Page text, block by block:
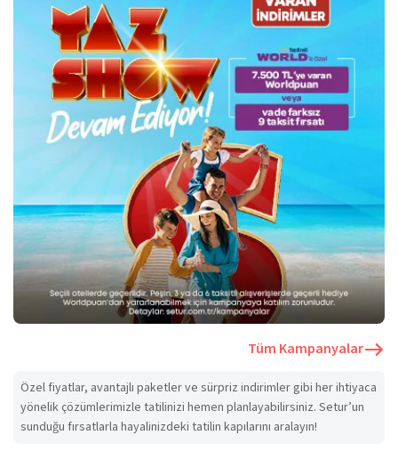
Tüm Kampanyalar
Özel fiyatlar, avantajlı paketler ve sürpriz indirimler gibi her ihtiyaca
yönelik çözümlerimizle tatilinizi hemen planlayabilirsiniz. Setur’un
sunduğu fırsatlarla hayalinizdeki tatilin kapılarını aralayın!